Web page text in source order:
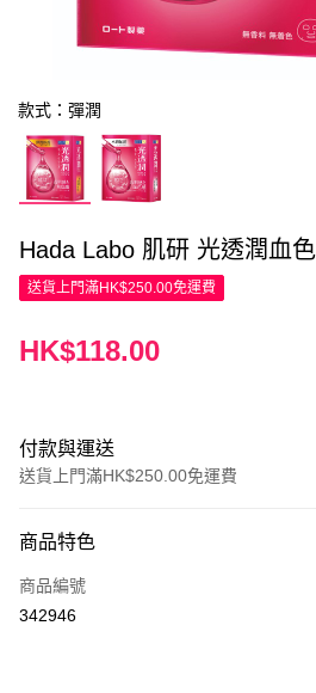
款式：彈潤
Hada Labo 肌研 光透潤血
送貨上門滿HK$250.00免運費
HK$118.00
付款與運送
送貨上門滿HK$250.00免運費
信用卡
Apple Pay
商品特色
商品編號
342946